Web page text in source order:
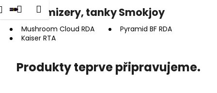
Přejít
na
obsah
Přihlášení
Nákupní
košík
Menu
Clearomizery, tanky Smokjoy
Mushroom Cloud RDA
Pyramid BF RDA
Kaiser RTA
Produkty teprve připravujeme.
K
o Zpět
Zpět
o